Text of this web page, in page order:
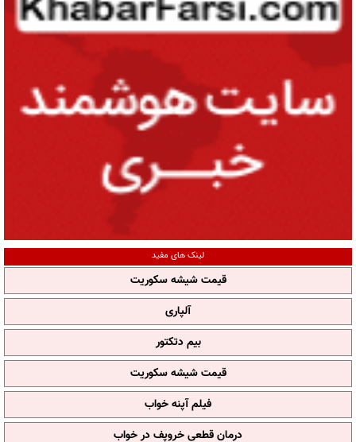
لینک های مفید
قیمت شیشه سکوریت
آلپاری
بیم دتکتور
قیمت شیشه سکوریت
فیلم آپنه خواب
درمان قطعی خروپف در خواب